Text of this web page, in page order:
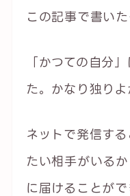
この記事で書い
「かつての自分
た。かなり独りよ
ネットで発信す
たい相手がいる
に届けることが